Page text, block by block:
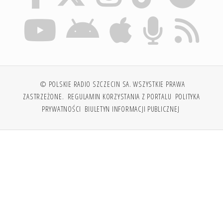
© POLSKIE RADIO SZCZECIN SA. WSZYSTKIE PRAWA
ZASTRZEŻONE. REGULAMIN KORZYSTANIA Z PORTALU POLITYKA
PRYWATNOŚCI BIULETYN INFORMACJI PUBLICZNEJ